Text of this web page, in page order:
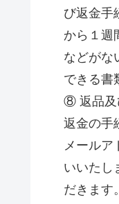
び返金手
から１週
などがな
できる書
⑧ 返品及
返金の手
メール
いいた
だきます